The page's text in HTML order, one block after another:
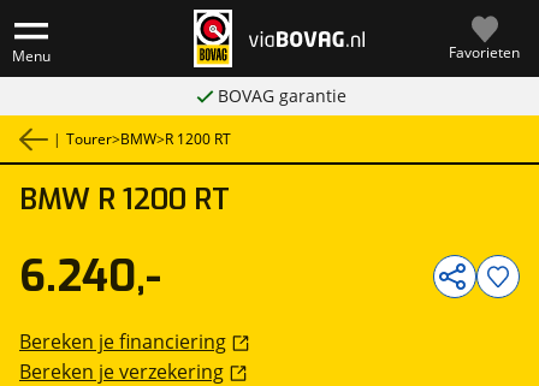
Menu Favorieten
BOVAG garantie
| Tourer>BMW>R 1200 RT
BMW R 1200 RT
6.240,-
Bereken je financiering
Bereken je verzekering